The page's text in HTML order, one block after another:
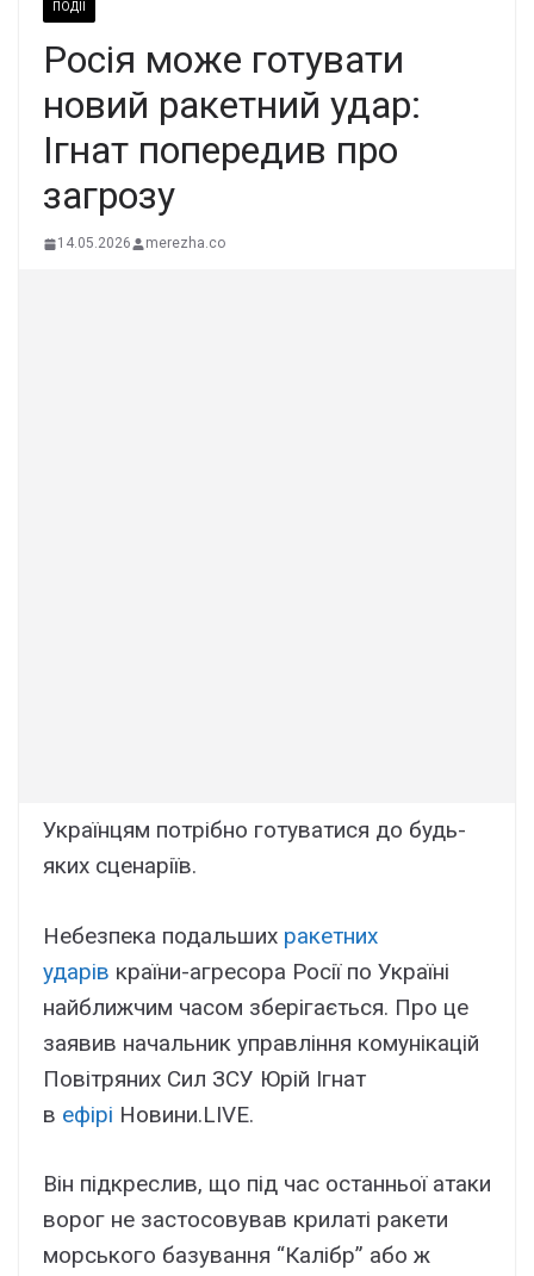
ПОДІЇ
Росія може готувати
новий ракетний удар:
Ігнат попередив про
загрозу
14.05.2026 merezha.co
Українцям потрібно готуватися до будь-
яких сценаріїв.
Небезпека подальших ракетних
ударів країни-агресора Росії по Україні
найближчим часом зберігається. Про це
заявив начальник управління комунікацій
Повітряних Сил ЗСУ Юрій Ігнат
в ефірі Новини.LIVE.
Він підкреслив, що під час останньої атаки
ворог не застосовував крилаті ракети
морського базування “Калібр” або ж